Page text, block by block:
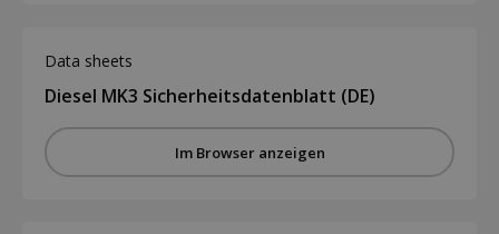
Data sheets
Diesel MK3 Sicherheitsdatenblatt (DE)
Im Browser anzeigen